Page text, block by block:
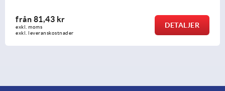
från 81,43 kr
exkl. moms
exkl. leveranskostnader
DETALJER